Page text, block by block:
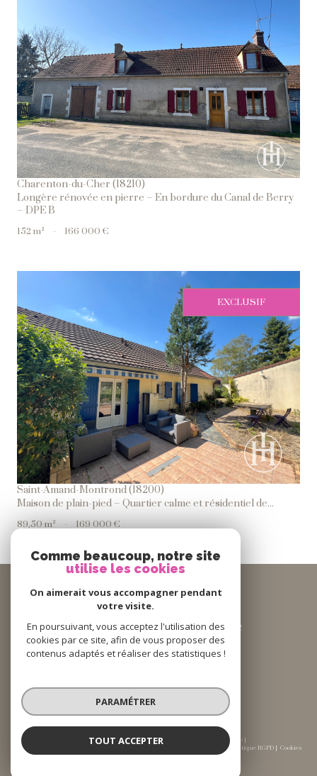
Voir Le Bien
Charenton-du-Cher (18210)
Longère rénovée en pierre – En bordure du Canal de Berry
– DPE B
152 m² - 166 000 €
EXCLUSIF
Voir Le Bien
Saint-Amand-Montrond (18200)
Maison de plain-pied – Quartier calme et résidentiel de...
89,50 m² - 169 000 €
connecter
Espace Propriétaire
© 2026 | Tous droits réservés | Traduction powered by Google |
Nos honoraires
Politique RGPD Cookies
Comme beaucoup, notre site
utilise les cookies
On aimerait vous accompagner pendant
votre visite.
En poursuivant, vous acceptez l'utilisation des
cookies par ce site, afin de vous proposer des
contenus adaptés et réaliser des statistiques !
PARAMÉTRER
TOUT ACCEPTER